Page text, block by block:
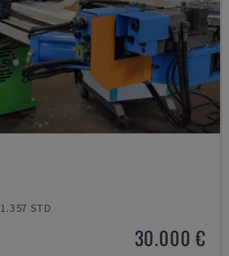
1.357 STD
30.000 €